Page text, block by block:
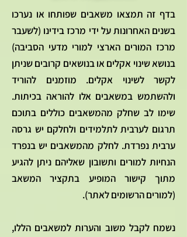
בדף זה תמצאו משאבים שפותחו או נערכו
בשנים האחרונות על ידי מרכז בידינו (לשעבר
מרכז המורים הארצי למורי מדעי הסביבה)
בנושא שינוי אקלים או בנושאים קרובים שניתן
לקשר לשינוי אקלים. מוזמנים להוריד
ולהשתמש במשאבים אלו להוראה בכיתות.
שימו לב שחלק מהמשאבים כוללים בתוכם
תרגום לערבית לתלמידים ולחלקם יש גרסה
ערבית נפרדת. לחלק מהמשאבים יש בנפרד
הנחיות למורים ותשובון שאליהם ניתן להגיע
מתוך קישור המופיע בתקציר המשאב
(למורים הרשומים לאתר).
נשמח לקבל משוב והערות למשאבים הללו,